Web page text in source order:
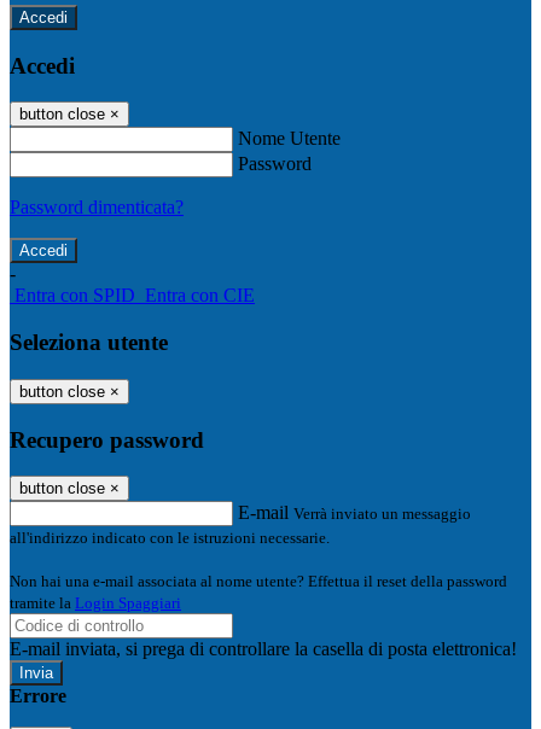
Accedi
Accedi
button close ×
Nome Utente
Password
Password dimenticata?
-
Entra con SPID Entra con CIE
Seleziona utente
button close ×
Recupero password
button close ×
E-mail Verrà inviato un messaggio
all'indirizzo indicato con le istruzioni necessarie.
Non hai una e-mail associata al nome utente? Effettua il reset della password
tramite la Login Spaggiari
E-mail inviata, si prega di controllare la casella di posta elettronica!
Errore